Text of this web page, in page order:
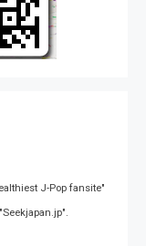
J-Pop fansite"